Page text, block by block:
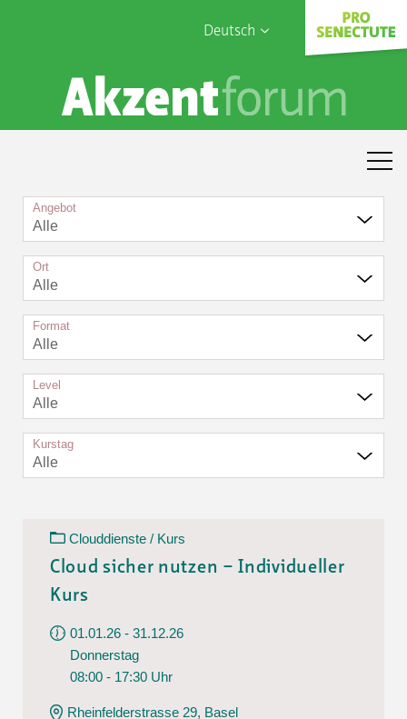
Deutsch
English
Français
Sophia Care
Angebot
Alle
Ort
Alle
Format
Alle
Level
Alle
Kurstag
Alle
Clouddienste / Kurs
Cloud sicher nutzen – Individueller
Kurs
01.01.26 - 31.12.26
Donnerstag
08:00 - 17:30 Uhr
Rheinfelderstrasse 29, Basel